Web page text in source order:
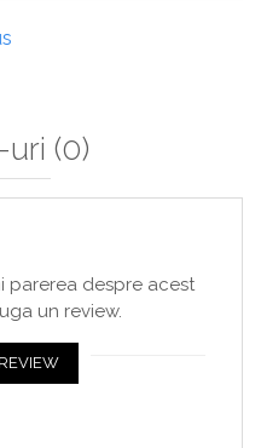
uri (0)
parerea despre acest
un review.